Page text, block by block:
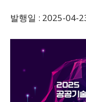
발행일 : 2025-04-